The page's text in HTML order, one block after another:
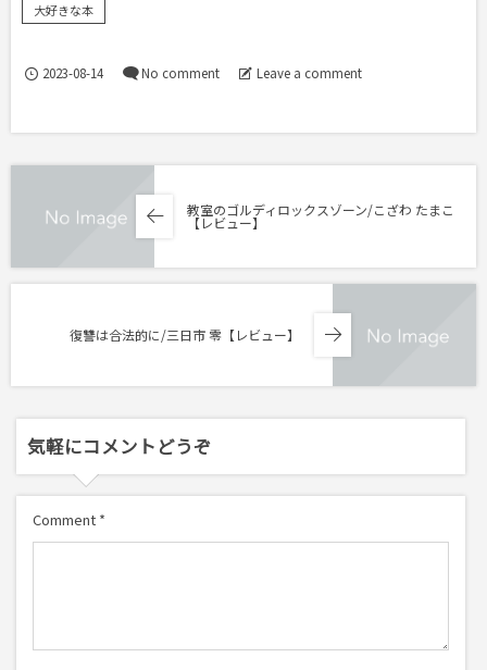
大好きな本
2023-08-14 No comment Leave a comment
教室のゴルディロックスゾーン/こざわ たまこ
【レビュー】
復讐は合法的に/三日市 零【レビュー】
気軽にコメントどうぞ
Comment *